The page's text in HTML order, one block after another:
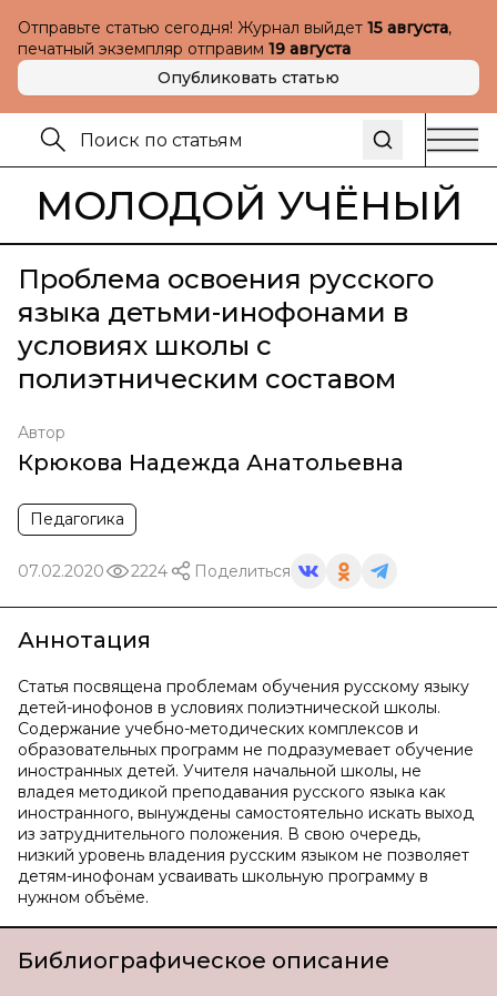
Отправьте статью сегодня! Журнал выйдет 15 августа,
печатный экземпляр отправим 19 августа
Опубликовать статью
МОЛОДОЙ УЧЁНЫЙ
Проблема освоения русского
языка детьми-инофонами в
условиях школы с
полиэтническим составом
Автор
Крюкова Надежда Анатольевна
Педагогика
07.02.2020 2224 Поделиться
Аннотация
Статья посвящена проблемам обучения русскому языку
детей-инофонов в условиях полиэтнической школы.
Содержание учебно-методических комплексов и
образовательных программ не подразумевает обучение
иностранных детей. Учителя начальной школы, не
владея методикой преподавания русского языка как
иностранного, вынуждены самостоятельно искать выход
из затруднительного положения. В свою очередь,
низкий уровень владения русским языком не позволяет
детям-инофонам усваивать школьную программу в
нужном объёме.
Библиографическое описание